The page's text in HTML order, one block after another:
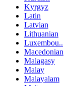
Kyrgyz
Latin
Latvian
Lithuanian
Luxembou..
Macedonian
Malagasy
Malay
Malayalam